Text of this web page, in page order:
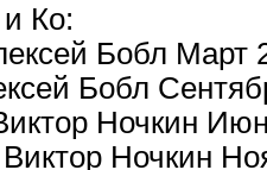
Ко:
Бобл Март
Бобл
Ночкин
Ночкин